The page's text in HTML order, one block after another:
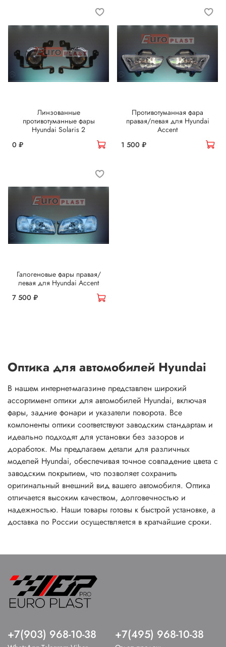
Линзованные
противотуманные фары
Hyundai Solaris 2
0 ₽
Противотуманная фара
правая/левая для Hyundai
Accent
1 500 ₽
Галогеновые фары правая/
левая для Hyundai Accent
7 500 ₽
Оптика для автомобилей Hyundai
В нашем интернет-магазине представлен широкий
ассортимент оптики для автомобилей Hyundai, включая
фары, задние фонари и указатели поворота. Все
компоненты оптики соответствуют заводским стандартам и
идеально подходят для установки без зазоров и
доработок. Мы предлагаем детали для различных
моделей Hyundai, обеспечивая точное совпадение цвета с
заводским покрытием, что позволяет сохранить
оригинальный внешний вид вашего автомобиля. Оптика
отличается высоким качеством, долговечностью и
надежностью. Наши товары готовы к быстрой установке, а
доставка по России осуществляется в кратчайшие сроки.
+7(903) 968-10-38 +7(495) 968-10-38